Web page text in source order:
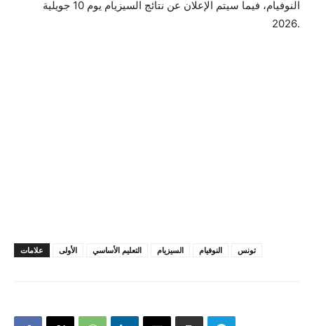
النوفيام، فيما سيتم الإعلان عن نتائج السيزيام يوم 10 جويلية
2026.
علامات الأولى التعليم الأساسي السيزيام النوفيام تونس